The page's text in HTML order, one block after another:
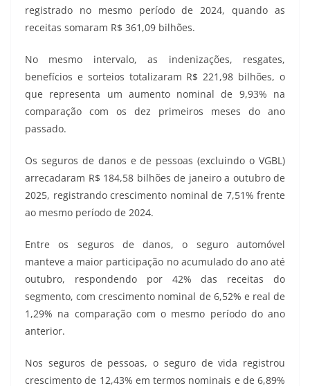
registrado no mesmo período de 2024, quando as
receitas somaram R$ 361,09 bilhões.
No mesmo intervalo, as indenizações, resgates,
benefícios e sorteios totalizaram R$ 221,98 bilhões, o
que representa um aumento nominal de 9,93% na
comparação com os dez primeiros meses do ano
passado.
Os seguros de danos e de pessoas (excluindo o VGBL)
arrecadaram R$ 184,58 bilhões de janeiro a outubro de
2025, registrando crescimento nominal de 7,51% frente
ao mesmo período de 2024.
Entre os seguros de danos, o seguro automóvel
manteve a maior participação no acumulado do ano até
outubro, respondendo por 42% das receitas do
segmento, com crescimento nominal de 6,52% e real de
1,29% na comparação com o mesmo período do ano
anterior.
Nos seguros de pessoas, o seguro de vida registrou
crescimento de 12,43% em termos nominais e de 6,89%